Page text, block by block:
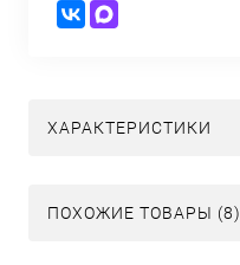
ХАРАКТЕРИСТИКИ
ПОХОЖИЕ ТОВАРЫ (8)